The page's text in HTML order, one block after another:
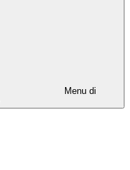
Menu di